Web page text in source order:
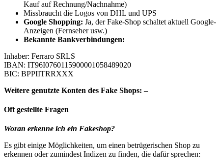
Kauf auf Rechnung/Nachnahme)
Missbraucht die Logos von DHL und UPS
Google Shopping: Ja, der Fake-Shop schaltet aktuell Google-
Anzeigen (Fernseher usw.)
Bekannte Bankverbindungen:
Inhaber: Ferraro SRLS
IBAN: IT96I0760115900001058489020
BIC: BPPIITRRXXX
Weitere genutzte Konten des Fake Shops: –
Oft gestellte Fragen
Woran erkenne ich ein Fakeshop?
Es gibt einige Möglichkeiten, um einen betrügerischen Shop zu
erkennen oder zumindest Indizen zu finden, die dafür sprechen: